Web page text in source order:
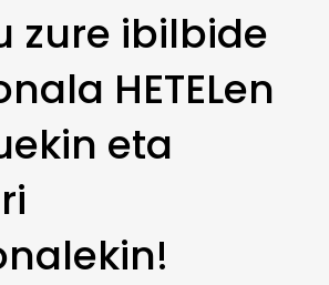
zure ibilbide
HETELen
eta